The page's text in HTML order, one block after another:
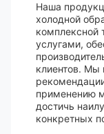
Наша
холодной
комплексной
услугами,
клиентов. Мы
применению
достичь
конкретных